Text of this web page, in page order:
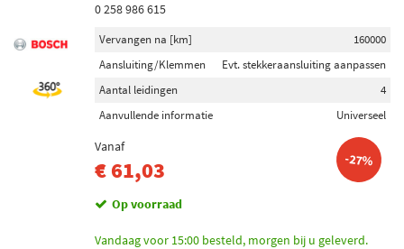
0 258 986 615
Vervangen na [km]
160000
Aansluiting/Klemmen
Evt. stekkeraansluiting aanpassen
Aantal leidingen
4
Aanvullende informatie
Universeel
Vanaf
€ 61,03 -27%
Op voorraad
Vandaag voor 15:00 besteld, morgen bij u geleverd.